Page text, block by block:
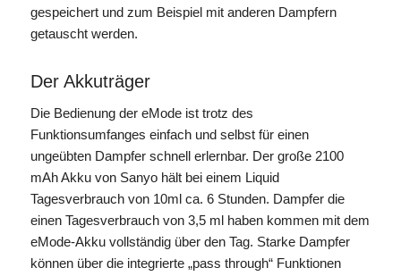
gespeichert und zum Beispiel mit anderen Dampfern
getauscht werden.
Der Akkuträger
Die Bedienung der eMode ist trotz des
Funktionsumfanges einfach und selbst für einen
ungeübten Dampfer schnell erlernbar. Der große 2100
mAh Akku von Sanyo hält bei einem Liquid
Tagesverbrauch von 10ml ca. 6 Stunden. Dampfer die
einen Tagesverbrauch von 3,5 ml haben kommen mit dem
eMode-Akku vollständig über den Tag. Starke Dampfer
können über die integrierte „pass through“ Funktionen